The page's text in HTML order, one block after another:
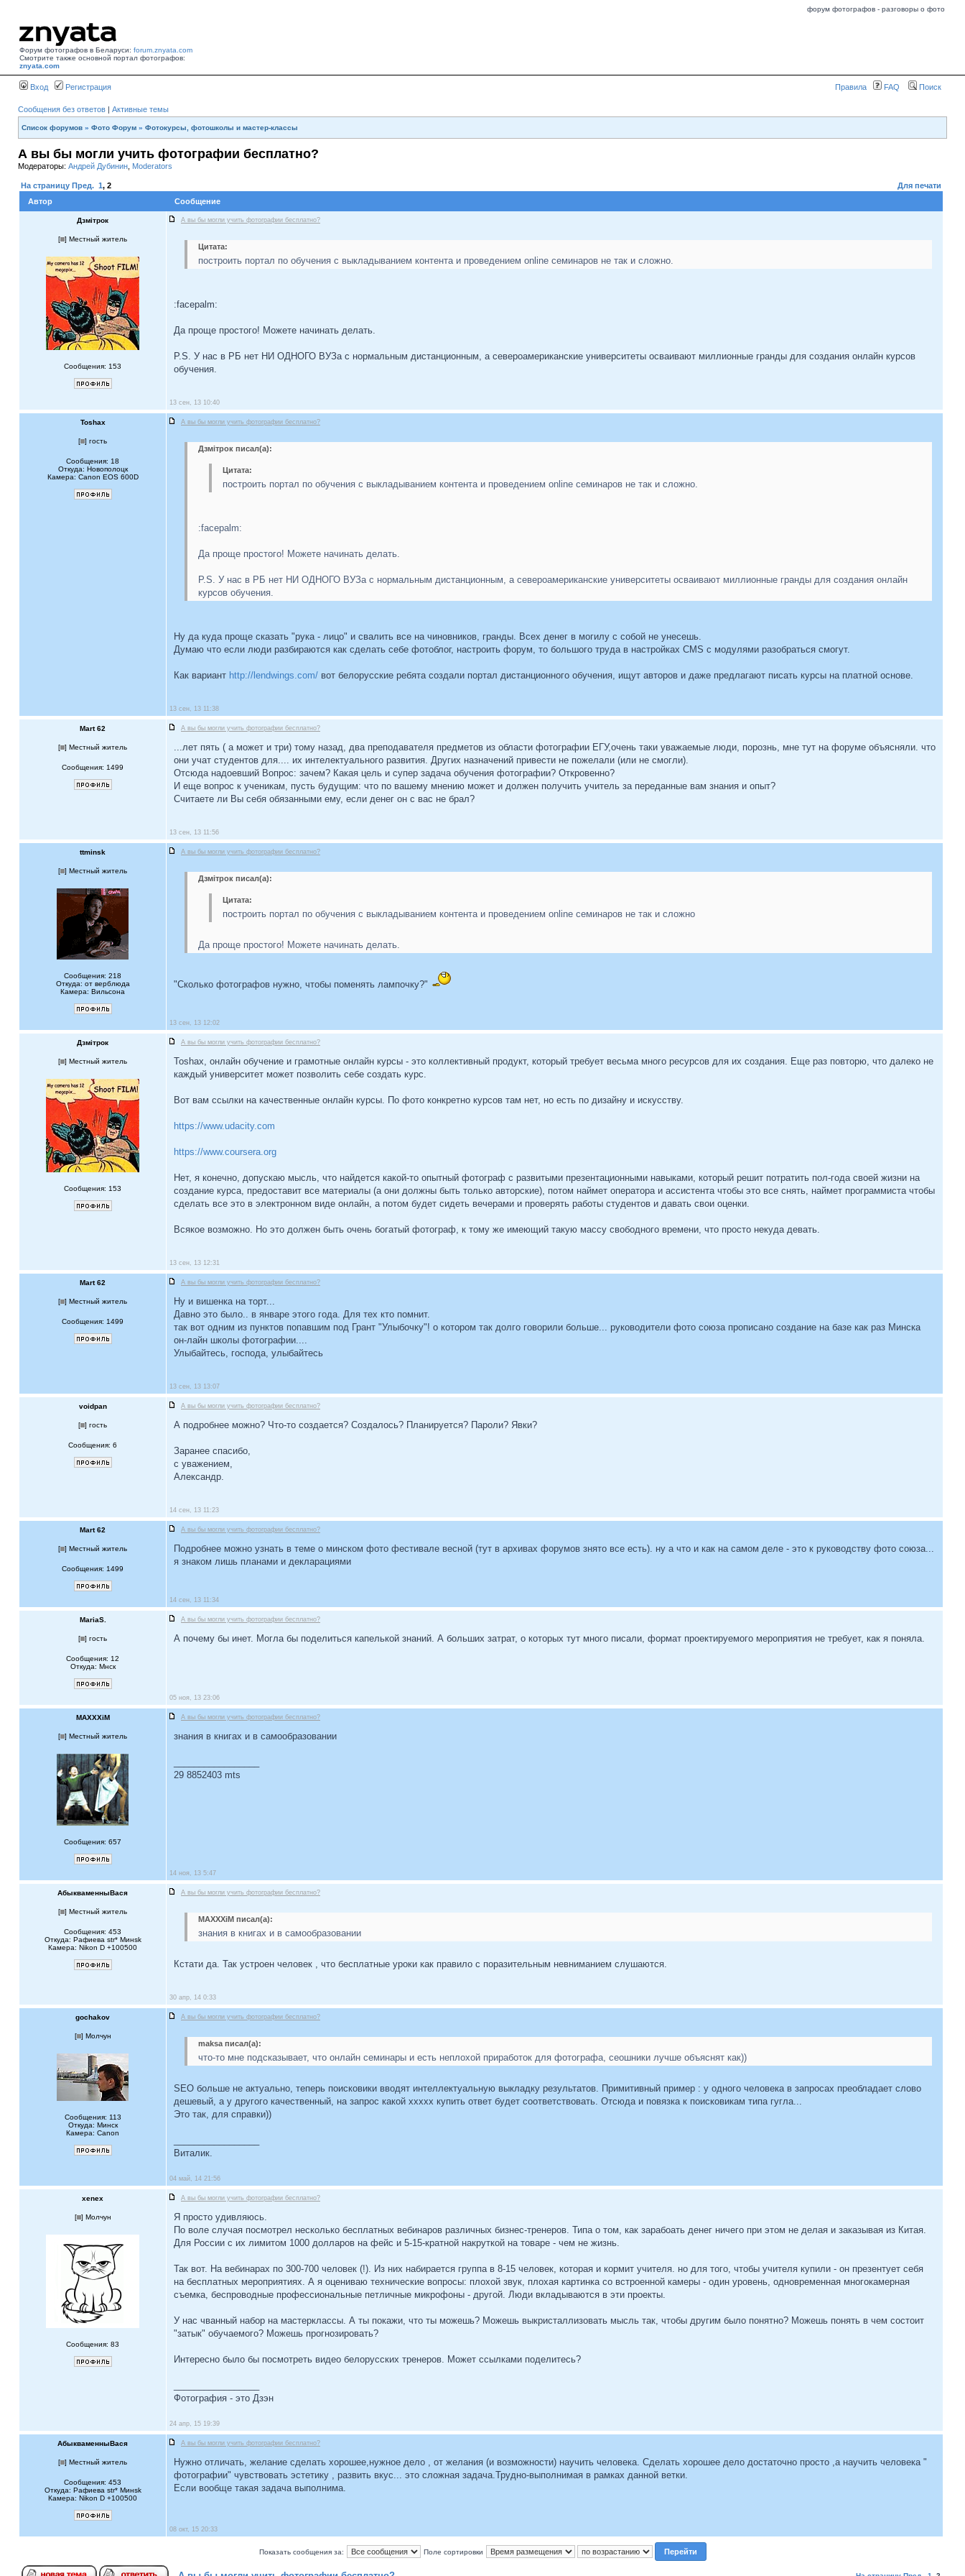
форум фотографов - разговоры о фото
Форум фотографов в Беларуси: forum.znyata.com
Смотрите также основной портал фотографов:
znyata.com
Вход Регистрация Правила FAQ Поиск
Сообщения без ответов | Активные темы
Список форумов » Фото Форум » Фотокурсы, фотошколы и мастер-классы
А вы бы могли учить фотографии бесплатно?
Модераторы: Андрей Дубинин Moderators
На страницу Пред. 1, 2
Для печати
Автор
Сообщение
Дзмiтрок А вы бы могли учить фотографии бесплатно?
[ ] Местный житель
Сообщения: 153
Цитата:
построить портал по обучения с выкладыванием контента и проведением online семинаров не так и сложно.
:facepalm:
Да проще простого! Можете начинать делать.
P.S. У нас в РБ нет НИ ОДНОГО ВУЗа с нормальным дистанционным, а североамериканские университеты осваивают миллионные гранды для создания онлайн курсов
обучения.
13 сен, 13 10:40
Toshax А вы бы могли учить фотографии бесплатно?
[ ] гость
Сообщения: 18
Откуда: Новополоцк
Камера: Canon EOS 600D
Дзмiтрок писал(а):
Цитата:
построить портал по обучения с выкладыванием контента и проведением online семинаров не так и сложно.
:facepalm:
Да проще простого! Можете начинать делать.
P.S. У нас в РБ нет НИ ОДНОГО ВУЗа с нормальным дистанционным, а североамериканские университеты осваивают миллионные гранды для создания онлайн
курсов обучения.
Ну да куда проще сказать "рука - лицо" и свалить все на чиновников, гранды. Всех денег в могилу с собой не унесешь.
Думаю что если люди разбираются как сделать себе фотоблог, настроить форум, то большого труда в настройках CMS с модулями разобраться смогут.
Как вариант http://lendwings.com/ вот белорусские ребята создали портал дистанционного обучения, ищут авторов и даже предлагают писать курсы на платной основе.
13 сен, 13 11:38
Mart 62 А вы бы могли учить фотографии бесплатно?
[ ] Местный житель
Сообщения: 1499
...лет пять ( а может и три) тому назад, два преподавателя предметов из области фотографии ЕГУ,очень таки уважаемые люди, порознь, мне тут на форуме объясняли. что
они учат студентов для.... их интелектуального развития. Других назначений привести не пожелали (или не смогли).
Отсюда надоевший Вопрос: зачем? Какая цель и супер задача обучения фотографии? Откровенно?
И еще вопрос к ученикам, пусть будущим: что по вашему мнению может и должен получить учитель за переданные вам знания и опыт?
Считаете ли Вы себя обязанными ему, если денег он с вас не брал?
13 сен, 13 11:56
ttminsk А вы бы могли учить фотографии бесплатно?
[ ] Местный житель
Сообщения: 218
Откуда: от верблюда
Камера: Вильсона
Дзмiтрок писал(а):
Цитата:
построить портал по обучения с выкладыванием контента и проведением online семинаров не так и сложно
Да проще простого! Можете начинать делать.
"Сколько фотографов нужно, чтобы поменять лампочку?"
13 сен, 13 12:02
Дзмiтрок А вы бы могли учить фотографии бесплатно?
[ ] Местный житель
Сообщения: 153
Toshax, онлайн обучение и грамотные онлайн курсы - это коллективный продукт, который требует весьма много ресурсов для их создания. Еще раз повторю, что далеко не
каждый университет может позволить себе создать курс.
Вот вам ссылки на качественные онлайн курсы. По фото конкретно курсов там нет, но есть по дизайну и искусству.
https://www.udacity.com
https://www.coursera.org
Нет, я конечно, допускаю мысль, что найдется какой-то опытный фотограф с развитыми презентационными навыками, который решит потратить пол-года своей жизни на
создание курса, предоставит все материалы (а они должны быть только авторские), потом наймет оператора и ассистента чтобы это все снять, наймет программиста чтобы
сделать все это в электронном виде онлайн, а потом будет сидеть вечерами и проверять работы студентов и давать свои оценки.
Всякое возможно. Но это должен быть очень богатый фотограф, к тому же имеющий такую массу свободного времени, что просто некуда девать.
13 сен, 13 12:31
Mart 62 А вы бы могли учить фотографии бесплатно?
[ ] Местный житель
Сообщения: 1499
Ну и вишенка на торт...
Давно это было.. в январе этого года. Для тех кто помнит.
так вот одним из пунктов попавшим под Грант "Улыбочку"! о котором так долго говорили больше... руководители фото союза прописано создание на базе как раз Минска
он-лайн школы фотографии....
Улыбайтесь, господа, улыбайтесь
13 сен, 13 13:07
voidpan А вы бы могли учить фотографии бесплатно?
[ ] гость
Сообщения: 6
А подробнее можно? Что-то создается? Создалось? Планируется? Пароли? Явки?
Заранее спасибо,
с уважением,
Александр.
14 сен, 13 11:23
Mart 62 А вы бы могли учить фотографии бесплатно?
[ ] Местный житель
Сообщения: 1499
Подробнее можно узнать в теме о минском фото фестивале весной (тут в архивах форумов знято все есть). ну а что и как на самом деле - это к руководству фото союза...
я знаком лишь планами и декларациями
14 сен, 13 11:34
MariaS. А вы бы могли учить фотографии бесплатно?
[ ] гость
Сообщения: 12
Откуда: Мнск
А почему бы инет. Могла бы поделиться капелькой знаний. А больших затрат, о которых тут много писали, формат проектируемого мероприятия не требует, как я поняла.
05 ноя, 13 23:06
MAXXXiM А вы бы могли учить фотографии бесплатно?
[ ] Местный житель
Сообщения: 657
знания в книгах и в самообразовании
29 8852403 mts
14 ноя, 13 5:47
АбыкваменныВася А вы бы могли учить фотографии бесплатно?
[ ] Местный житель
Сообщения: 453
Откуда: Рафиева str* Mинsk
Камера: Nikon D +100500
MAXXXiM писал(а):
знания в книгах и в самообразовании
Кстати да. Так устроен человек , что бесплатные уроки как правило с поразительным невниманием слушаются.
30 апр, 14 0:33
gochakov А вы бы могли учить фотографии бесплатно?
[ ] Молчун
Сообщения: 113
Откуда: Минск
Камера: Canon
maksa писал(а):
что-то мне подсказывает, что онлайн семинары и есть неплохой приработок для фотографа, сеошники лучше объяснят как))
SEO больше не актуально, теперь поисковики вводят интеллектуальную выкладку результатов. Примитивный пример : у одного человека в запросах преобладает слово
дешевый, а у другого качественный, на запрос какой ххххх купить ответ будет соответствовать. Отсюда и повязка к поисковикам типа гугла...
Это так, для справки))
Виталик.
04 май, 14 21:56
xenex А вы бы могли учить фотографии бесплатно?
[ ] Молчун
Сообщения: 83
Я просто удивляюсь.
По воле случая посмотрел несколько бесплатных вебинаров различных бизнес-тренеров. Типа о том, как зарабоать денег ничего при этом не делая и заказывая из Китая.
Для России с их лимитом 1000 долларов на фейс и 5-15-кратной накруткой на товаре - чем не жизнь.
Так вот. На вебинарах по 300-700 человек (!). Из них набирается группа в 8-15 человек, которая и кормит учителя. но для того, чтобы учителя купили - он презентует себя
на бесплатных мероприятиях. А я оцениваю технические вопросы: плохой звук, плохая картинка со встроенной камеры - один уровень, одновременная многокамерная
съемка, беспроводные профессиональные петличные микрофоны - другой. Люди вкладываются в эти проекты.
У нас чванный набор на мастерклассы. А ты покажи, что ты можешь? Можешь выкристаллизовать мысль так, чтобы другим было понятно? Можешь понять в чем состоит
"затык" обучаемого? Можешь прогнозировать?
Интересно было бы посмотреть видео белорусских тренеров. Может ссылками поделитесь?
Фотография - это Дзэн
24 апр, 15 19:39
АбыкваменныВася А вы бы могли учить фотографии бесплатно?
[ ] Местный житель
Сообщения: 453
Откуда: Рафиева str* Mинsk
Камера: Nikon D +100500
Нужно отличать, желание сделать хорошее,нужное дело , от желания (и возможности) научить человека. Сделать хорошее дело достаточно просто ,а научить человека "
фотографии" чувствовать эстетику , развить вкус... это сложная задача.Трудно-выполнимая в рамках данной ветки.
Если вообще такая задача выполнима.
08 окт, 15 20:33
Показать сообщения за: Поле сортировки